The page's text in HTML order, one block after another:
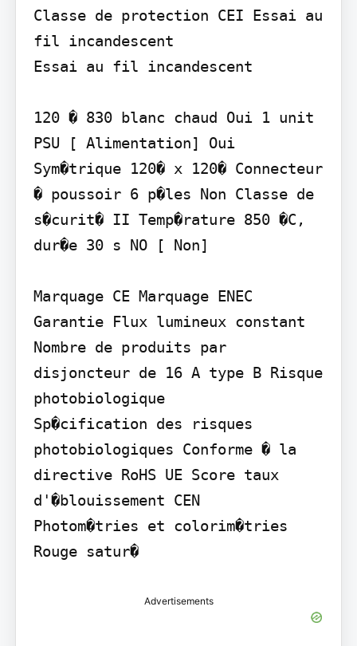
Classe de protection CEI Essai au
fil incandescent
Essai au fil incandescent
120 � 830 blanc chaud Oui 1 unit
PSU [ Alimentation] Oui
Sym�trique 120� x 120� Connecteur
� poussoir 6 p�les Non Classe de
s�curit� II Temp�rature 850 �C,
dur�e 30 s NO [ Non]
Marquage CE Marquage ENEC
Garantie Flux lumineux constant
Nombre de produits par
disjoncteur de 16 A type B Risque
photobiologique
Sp�cification des risques
photobiologiques Conforme � la
directive RoHS UE Score taux
d'�blouissement CEN
Photom�tries et colorim�tries
Rouge satur�
Advertisements